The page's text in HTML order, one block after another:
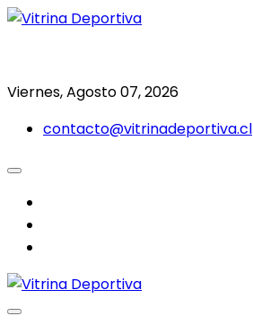
Saltar
Viernes, Agosto 07, 2026
contacto@vitrinadeportiva.cl